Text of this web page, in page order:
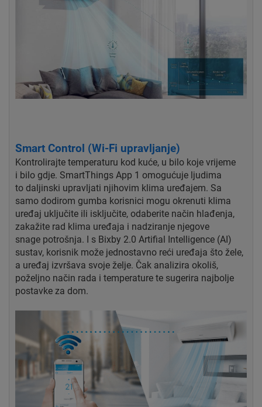
Smart Control (Wi-Fi upravljanje)
Kontrolirajte temperaturu kod kuće, u bilo koje vrijeme
i bilo gdje. SmartThings App 1 omogućuje ljudima
to daljinski upravljati njihovim klima uređajem. Sa
samo dodirom gumba korisnici mogu okrenuti klima
uređaj uključite ili isključite, odaberite način hlađenja,
zakažite rad klima uređaja i nadziranje njegove
snage potrošnja. I s Bixby 2.0 Artifial
Intelligence (AI)
sustav, korisnik može jednostavno reći uređaja što žele,
a uređaj izvršava svoje želje. Čak analizira okoliš,
poželjno način rada i temperature te sugerira najbolje
postavke za dom.